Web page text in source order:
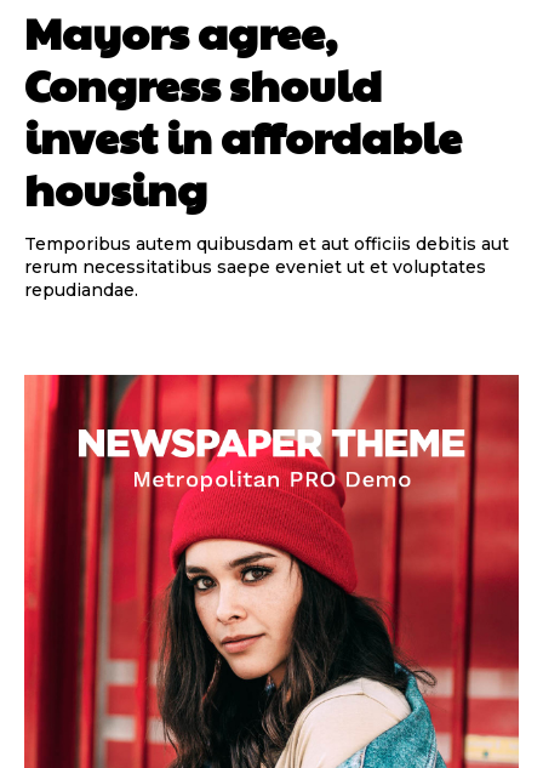
Mayors agree,
Congress should
invest in affordable
housing
Temporibus autem quibusdam et aut officiis debitis aut
rerum necessitatibus saepe eveniet ut et voluptates
repudiandae.